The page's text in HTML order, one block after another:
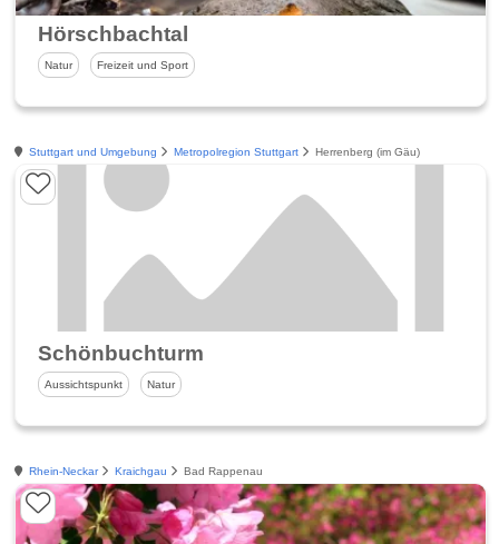
Hörschbachtal
Natur Freizeit und Sport
Stuttgart und Umgebung Metropolregion Stuttgart Herrenberg (im Gäu)
Schönbuchturm
Aussichtspunkt Natur
Rhein-Neckar Kraichgau Bad Rappenau